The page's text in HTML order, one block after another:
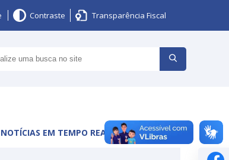
Contraste Transparência Fiscal
NOTÍCIAS EM TEMPO REAL